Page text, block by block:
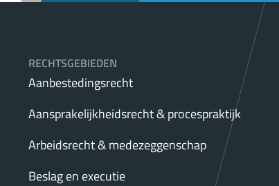
RECHTSGEBIEDEN
Aanbestedingsrecht
Aansprakelijkheidsrecht & procespraktijk
Arbeidsrecht & medezeggenschap
Beslag en executie